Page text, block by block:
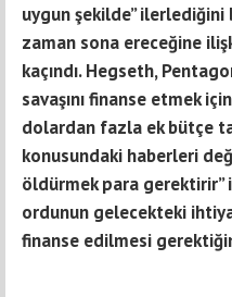
uygun şekilde” ilerlediğini
zaman sona ereceğine
kaçındı. Hegseth,
savaşını finanse etmek
dolardan fazla ek bütçe
konusundaki haberleri
öldürmek para
ordunun gelecekteki
finanse edilmesi